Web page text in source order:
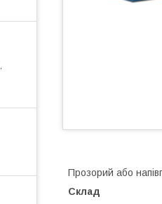
Прозорий або
Склад